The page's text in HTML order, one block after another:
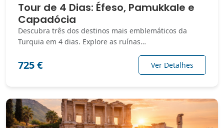
Tour de 4 Dias: Éfeso, Pamukkale e
Capadócia
Descubra três dos destinos mais emblemáticos da
Turquia em 4 dias. Explore as ruínas…
725 € Ver Detalhes